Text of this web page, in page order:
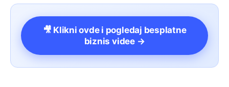
🎥 Klikni ovde i pogledaj besplatne
biznis videe →